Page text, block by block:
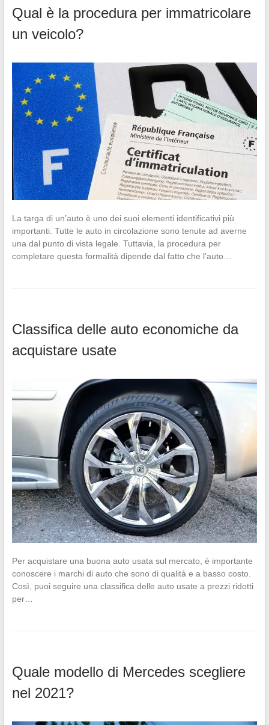
Qual è la procedura per immatricolare
un veicolo?
La targa di un’auto è uno dei suoi elementi identificativi più
importanti. Tutte le auto in circolazione sono tenute ad averne
una dal punto di vista legale. Tuttavia, la procedura per
completare questa formalità dipende dal fatto che l’auto…
Classifica delle auto economiche da
acquistare usate
Per acquistare una buona auto usata sul mercato, è importante
conoscere i marchi di auto che sono di qualità e a basso costo.
Così, puoi seguire una classifica delle auto usate a prezzi ridotti
per…
Quale modello di Mercedes scegliere
nel 2021?